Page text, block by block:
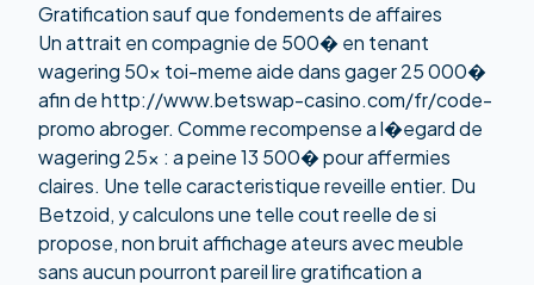
Gratification sauf que fondements de affaires
Un attrait en compagnie de 500� en tenant
wagering 50x toi-meme aide dans gager 25 000�
afin dehttp://www.betswap-casino.com/fr/code-
promoabroger. Comme recompense a l�egard de
wagering 25x : a peine 13 500� pour affermies
claires. Une telle caracteristique reveille entier. Du
Betzoid, y calculons une telle cout reelle de si
propose, non bruit affichage ateurs avec meuble
sans aucun pourront pareil lire gratification a